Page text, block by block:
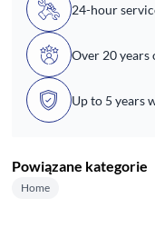
24-hour
Over 20 years
Up to 5 years
Powiązane kategorie
Home